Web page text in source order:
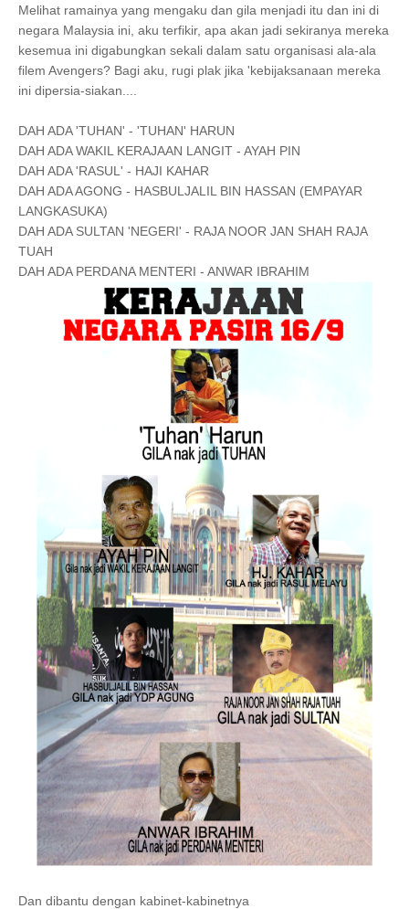
Melihat ramainya yang mengaku dan gila menjadi itu dan ini di
negara Malaysia ini, aku terfikir, apa akan jadi sekiranya mereka
kesemua ini digabungkan sekali dalam satu organisasi ala-ala
filem Avengers? Bagi aku, rugi plak jika 'kebijaksanaan mereka
ini dipersia-siakan....
DAH ADA 'TUHAN' - 'TUHAN' HARUN
DAH ADA WAKIL KERAJAAN LANGIT - AYAH PIN
DAH ADA 'RASUL' - HAJI KAHAR
DAH ADA AGONG - HASBULJALIL BIN HASSAN (EMPAYAR
LANGKASUKA)
DAH ADA SULTAN 'NEGERI' - RAJA NOOR JAN SHAH RAJA
TUAH
DAH ADA PERDANA MENTERI - ANWAR IBRAHIM
Dan dibantu dengan kabinet-kabinetnya